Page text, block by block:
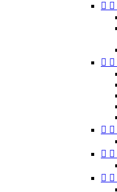
 
 
 
 
 